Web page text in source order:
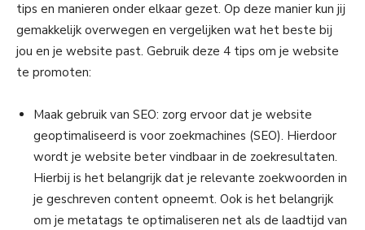
tips en manieren onder elkaar gezet. Op deze manier kun jij
gemakkelijk overwegen en vergelijken wat het beste bij
jou en je website past. Gebruik deze 4 tips om je website
te promoten:
Maak gebruik van SEO: zorg ervoor dat je website
geoptimaliseerd is voor zoekmachines (SEO). Hierdoor
wordt je website beter vindbaar in de zoekresultaten.
Hierbij is het belangrijk dat je relevante zoekwoorden in
je geschreven content opneemt. Ook is het belangrijk
om je metatags te optimaliseren net als de laadtijd van